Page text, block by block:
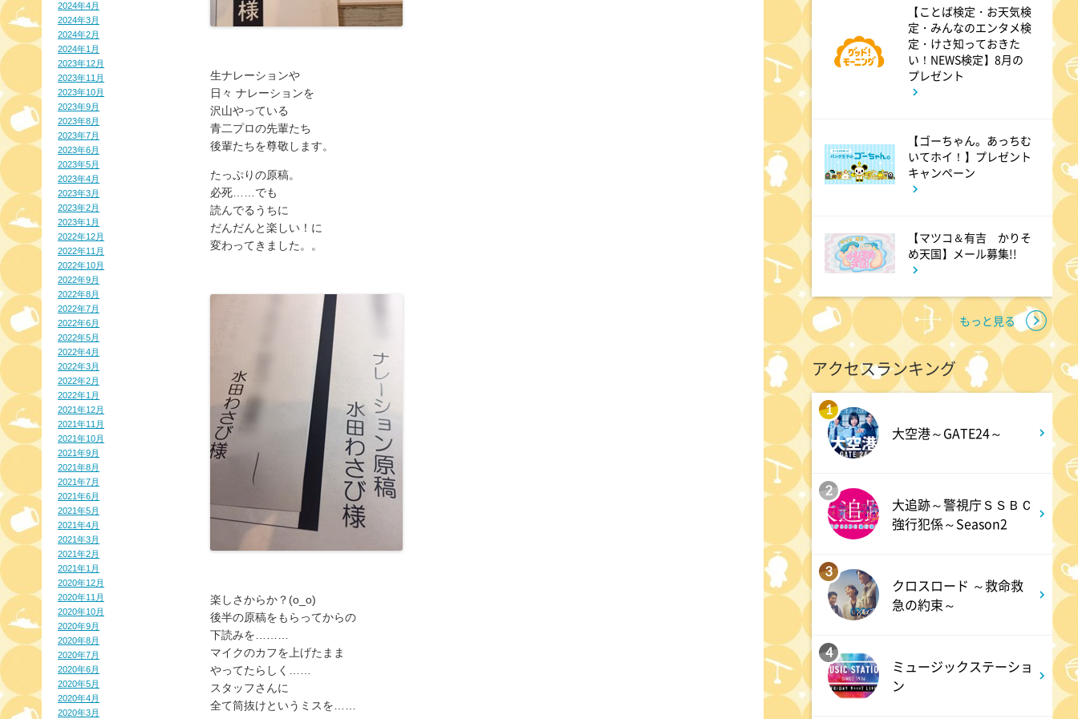
2024年4月
2024年3月
2024年2月
2024年1月
2023年12月
2023年11月
2023年10月
2023年9月
2023年8月
2023年7月
2023年6月
2023年5月
2023年4月
2023年3月
2023年2月
2023年1月
2022年12月
2022年11月
2022年10月
2022年9月
2022年8月
2022年7月
2022年6月
2022年5月
2022年4月
2022年3月
2022年2月
2022年1月
2021年12月
2021年11月
2021年10月
2021年9月
2021年8月
2021年7月
2021年6月
2021年5月
2021年4月
2021年3月
2021年2月
2021年1月
2020年12月
2020年11月
2020年10月
2020年9月
2020年8月
2020年7月
2020年6月
2020年5月
2020年4月
2020年3月
生ナレーションや
日々 ナレーションを
沢山やっている
青二プロの先輩たち
後輩たちを尊敬します。
たっぷりの原稿。
必死……でも
読んでるうちに
だんだんと楽しい！に
変わってきました。。
楽しさからか？(o_o)
後半の原稿をもらってからの
下読みを………
マイクのカフを上げたまま
やってたらしく……
スタッフさんに
全て筒抜けというミスを……
深夜 2:20
テレ朝サマフェスナビ
全力!アオハル応援団
新日ちゃんぴおん! 天山広吉
クリニックでお悩み解決!
3:17
イベレコ
深夜
秘湯ロマン
【ことば検定・お天気検
定・みんなのエンタメ検
定・けさ知っておきた
い！NEWS検定】8月の
プレゼント
【ゴーちゃん。あっちむ
いてホイ！】プレゼント
キャンペーン
【マツコ＆有吉 かりそ
め天国】メール募集!!
もっと見る
アクセスランキング
1
大空港～GATE24～
2
大追跡～警視庁ＳＳＢＣ
強行犯係～Season2
3
クロスロード ～救命救
急の約束～
4
ミュージックステーショ
ン